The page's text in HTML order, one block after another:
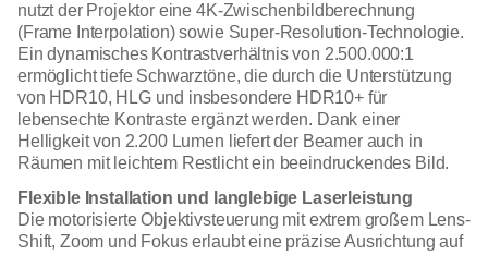
nutzt der Projektor eine 4K-Zwischenbildberechnung
(Frame Interpolation) sowie Super-Resolution-Technologie.
Ein dynamisches Kontrastverhältnis von 2.500.000:1
ermöglicht tiefe Schwarztöne, die durch die Unterstützung
von HDR10, HLG und insbesondere HDR10+ für
lebensechte Kontraste ergänzt werden. Dank einer
Helligkeit von 2.200 Lumen liefert der Beamer auch in
Räumen mit leichtem Restlicht ein beeindruckendes Bild.
Flexible Installation und langlebige Laserleistung
Die motorisierte Objektivsteuerung mit extrem großem Lens-
Shift, Zoom und Fokus erlaubt eine präzise Ausrichtung auf